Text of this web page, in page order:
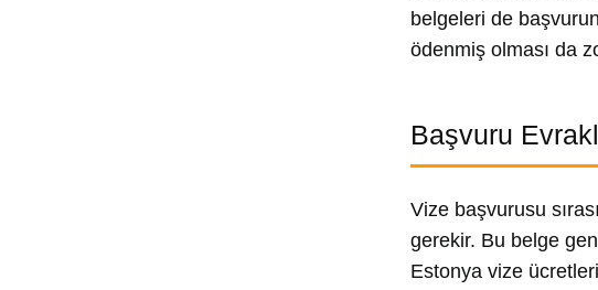
belgeleri de
ödenmiş olması da
Başvuru
Vize başvurusu
gerekir. Bu belge
Estonya vize